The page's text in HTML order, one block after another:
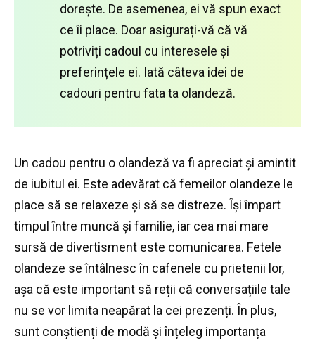
dorește. De asemenea, ei vă spun exact
ce îi place. Doar asigurați-vă că vă
potriviți cadoul cu interesele și
preferințele ei. Iată câteva idei de
cadouri pentru fata ta olandeză.
Un cadou pentru o olandeză va fi apreciat și amintit
de iubitul ei. Este adevărat că femeilor olandeze le
place să se relaxeze și să se distreze. Își împart
timpul între muncă și familie, iar cea mai mare
sursă de divertisment este comunicarea. Fetele
olandeze se întâlnesc în cafenele cu prietenii lor,
așa că este important să reții că conversațiile tale
nu se vor limita neapărat la cei prezenți. În plus,
sunt conștienți de modă și înțeleg importanța